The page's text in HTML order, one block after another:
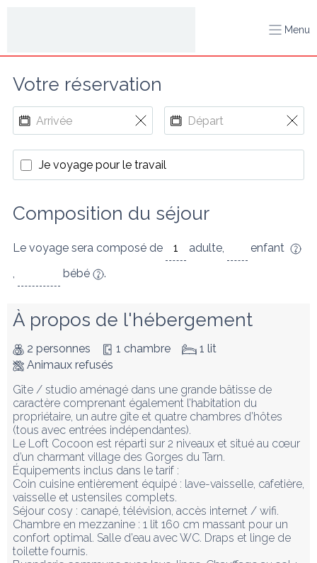
Menu
Votre réservation
Je voyage pour le travail
Composition du séjour
Le voyage sera composé de adulte,
enfant
,
bébé .
À propos de l'hébergement
2 personnes 1 chambre
1 lit
Animaux refusés
Gîte / studio aménagé dans une grande bâtisse de
caractère comprenant également l’habitation du
propriétaire, un autre gîte et quatre chambres d’hôtes
(tous avec entrées indépendantes).
Le Loft Cocoon est réparti sur 2 niveaux et situé au cœur
d’un charmant village des Gorges du Tarn.
Équipements inclus dans le tarif :
Coin cuisine entièrement équipé : lave-vaisselle, cafetière,
vaisselle et ustensiles complets.
Séjour cosy : canapé, télévision, accès internet / wifi.
Chambre en mezzanine : 1 lit 160 cm massant pour un
confort optimal. Salle d’eau avec WC. Draps et linge de
toilette fournis.